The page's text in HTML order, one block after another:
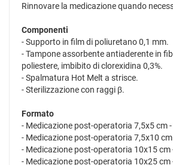
Rinnovare la medicazione quando
Componenti
- Supporto in film di poliuretano 0,1 mm.
- Tampone assorbente antiaderente in
poliestere, imbibito di clorexidina 0,3%.
- Spalmatura Hot Melt a strisce.
- Sterilizzazione con raggi β.
Formato
- Medicazione post-operatoria 7,5x5 cm -
- Medicazione post-operatoria 7,5x10 cm
- Medicazione post-operatoria 10x15 cm
- Medicazione post-operatoria 10x25 cm